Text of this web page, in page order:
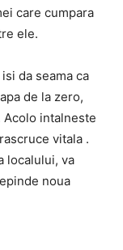
care cumpara
ele.
da seama ca
de la zero,
intalneste
vitala .
localului, va
noua